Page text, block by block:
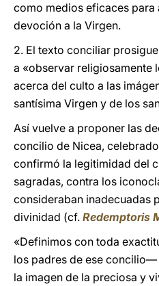
como medios eficaces para
devoción a la Virgen.
2. El texto conciliar
a «observar religiosamente
acerca del culto a las
santísima Virgen y de los
Así vuelve a proponer las
concilio de Nicea,
confirmó la legitimidad del
sagradas, contra los
consideraban inadecuadas
divinidad (cf. Redemptoris
«Definimos con toda
los padres de ese concilio—
la imagen de la preciosa y